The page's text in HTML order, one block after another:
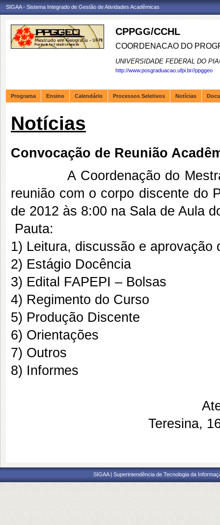
SIGAA - Sistema Integrado de Gestão de Atividades Acadêmicas
CPPGG/CCHL
COORDENACAO DO
UNIVERSIDADE FEDERAL DO
http://www.posgraduacao.ufpi.br//ppggeo
Programa Ensino Calendário Processos Seletivos Notícias
Notícias
Convocação de Reunião
A Coordenação do Mestrado
reunião com o corpo discente do
de 2012 às 8:00 na Sala de Aula
Pauta:
1) Leitura, discussão e aprovação
2) Estágio Docência
3) Edital FAPEPI – Bolsas
4) Regimento do Curso
5) Produção Discente
6) Orientações
7) Outros
8) Informes
Teresina,
SIGAA | Superintendência de Tecnologia da